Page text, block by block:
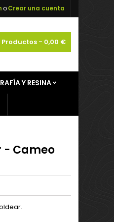
oCrear una cuenta
Productos - 0,00 €
Y RESINA
- Cameo